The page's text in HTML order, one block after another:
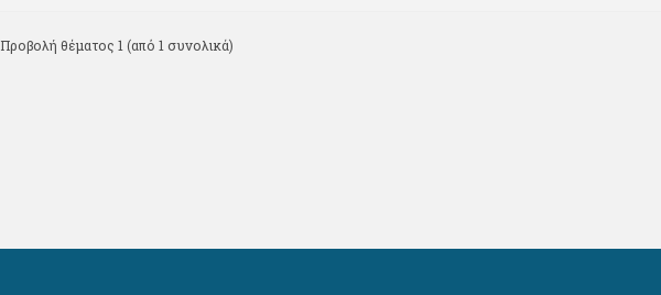
Προβολή θέματος 1 (από 1 συνολικά)